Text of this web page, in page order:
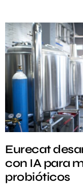
Eurecat
con IA para
probióticos